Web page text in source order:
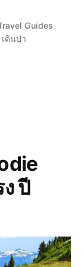
in
Guides
เดินป่า
ปี